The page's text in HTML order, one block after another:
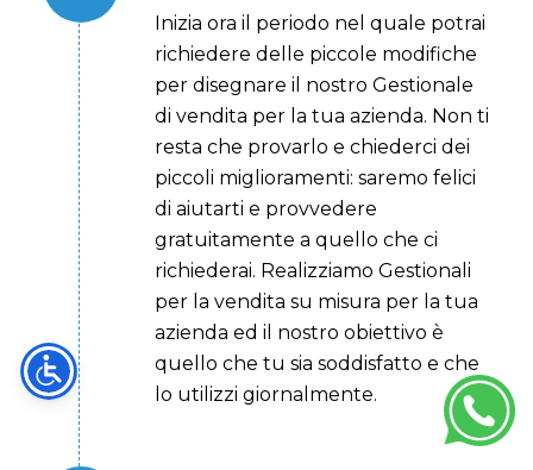
Inizia ora il periodo nel quale potrai
richiedere delle piccole modifiche
per disegnare il nostro Gestionale
di vendita per la tua azienda. Non ti
resta che provarlo e chiederci dei
piccoli miglioramenti: saremo felici
di aiutarti e provvedere
gratuitamente a quello che ci
richiederai. Realizziamo Gestionali
per la vendita su misura per la tua
azienda ed il nostro obiettivo è
quello che tu sia soddisfatto e che
lo utilizzi giornalmente.